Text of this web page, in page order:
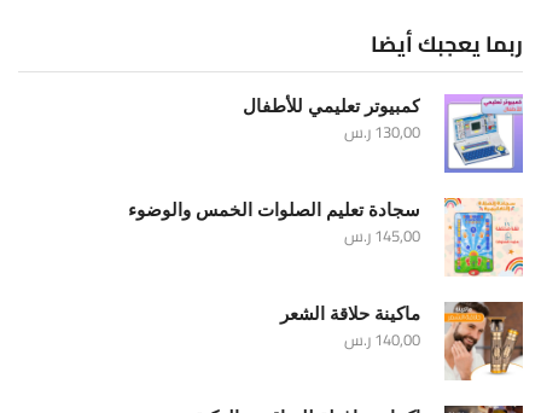
ربما يعجبك أيضا
كمبيوتر تعليمي للأطفال
130,00ر.س
سجادة تعليم الصلوات الخمس والوضوء
145,00ر.س
ماكينة حلاقة الشعر
140,00ر.س